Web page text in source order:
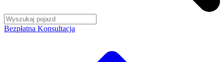
Bezpłatna Konsultacja